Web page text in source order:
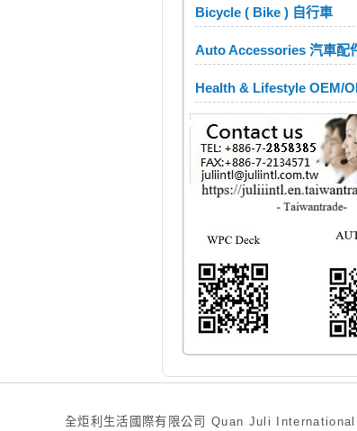
Bicycle ( Bike ) 自行車
Auto Accessories 汽車配
Health & Lifestyle OEM/
全炬利生活國際有限公司 Quan Juli